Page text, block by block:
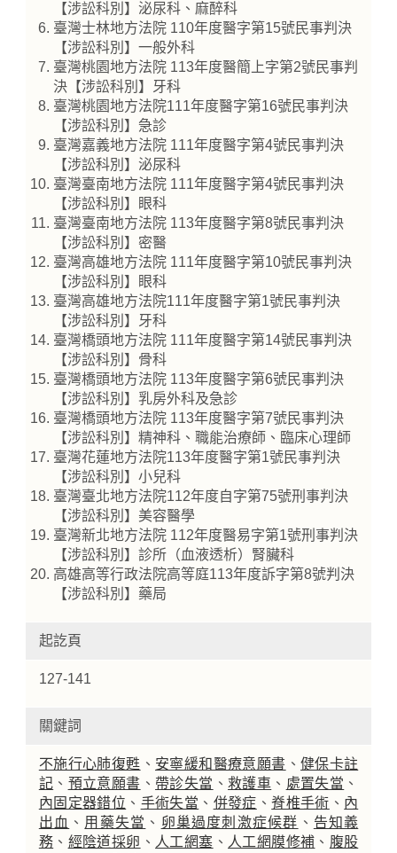
【涉訟科別】泌尿科、麻醉科
臺灣士林地方法院 110年度醫字第15號民事判決
【涉訟科別】一般外科
臺灣桃園地方法院 113年度醫簡上字第2號民事判
決【涉訟科別】牙科
臺灣桃園地方法院111年度醫字第16號民事判決
【涉訟科別】急診
臺灣嘉義地方法院 111年度醫字第4號民事判決
【涉訟科別】泌尿科
臺灣臺南地方法院 111年度醫字第4號民事判決
【涉訟科別】眼科
臺灣臺南地方法院 113年度醫字第8號民事判決
【涉訟科別】密醫
臺灣高雄地方法院 111年度醫字第10號民事判決
【涉訟科別】眼科
臺灣高雄地方法院111年度醫字第1號民事判決
【涉訟科別】牙科
臺灣橋頭地方法院 111年度醫字第14號民事判決
【涉訟科別】骨科
臺灣橋頭地方法院 113年度醫字第6號民事判決
【涉訟科別】乳房外科及急診
臺灣橋頭地方法院 113年度醫字第7號民事判決
【涉訟科別】精神科、職能治療師、臨床心理師
臺灣花蓮地方法院113年度醫字第1號民事判決
【涉訟科別】小兒科
臺灣臺北地方法院112年度自字第75號刑事判決
【涉訟科別】美容醫學
臺灣新北地方法院 112年度醫易字第1號刑事判決
【涉訟科別】診所（血液透析）腎臟科
高雄高等行政法院高等庭113年度訴字第8號判決
【涉訟科別】藥局
起訖頁
127-141
關鍵詞
不施行心肺復甦 、 安寧緩和醫療意願書 、健保卡註
記 、 預立意願書 、 帶診失當 、救護車 、 處置失當 、
內固定器錯位 、 手術失當 、 併發症 、脊椎手術 、 內
出血 、 用藥失當 、 卵巢過度刺激症候群 、 告知義
務 、 經陰道採卵 、 人工網塞 、 人工網膜修補 、 腹股